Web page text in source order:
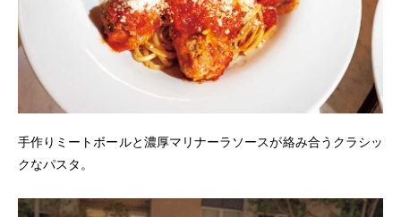
手作りミートボールと濃厚マリナーラソースが絡み合うクラシッ
クなパスタ。